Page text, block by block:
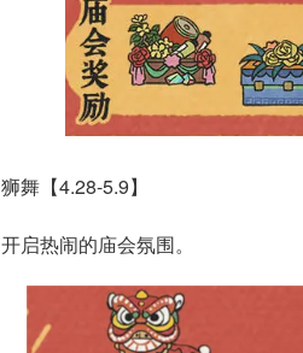
舞【4.28-5.9】
启热闹的庙会氛围。